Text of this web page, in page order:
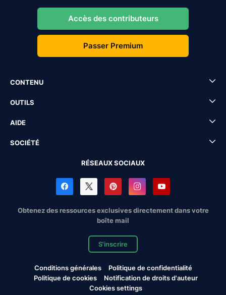
Accès des contributeurs
Passer Premium
CONTENU
OUTILS
AIDE
SOCIÉTÉ
RÉSEAUX SOCIAUX
Obtenez des ressources exclusives directement dans votre
boîte mail
S'inscrire
Conditions générales
Politique de confidentialité
Politique de cookies
Notification de droits d'auteur
Cookies settings